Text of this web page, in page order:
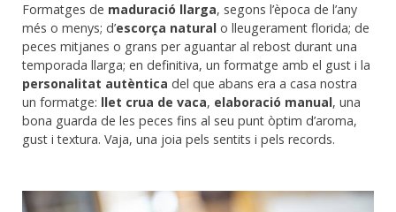
Formatges de maduració llarga, segons l’època de l’any
més o menys; d’escorça naturalo lleugerament florida; de
peces mitjanes o grans per aguantar al rebost durant una
temporada llarga; en definitiva, un formatge amb el gust i la
personalitat autèntica del que abans era a casa nostra
un formatge: llet crua de vaca, elaboració manual, una
bona guarda de les peces fins al seu punt òptim d’aroma,
gust i textura. Vaja, una joia pels sentits i pels records.